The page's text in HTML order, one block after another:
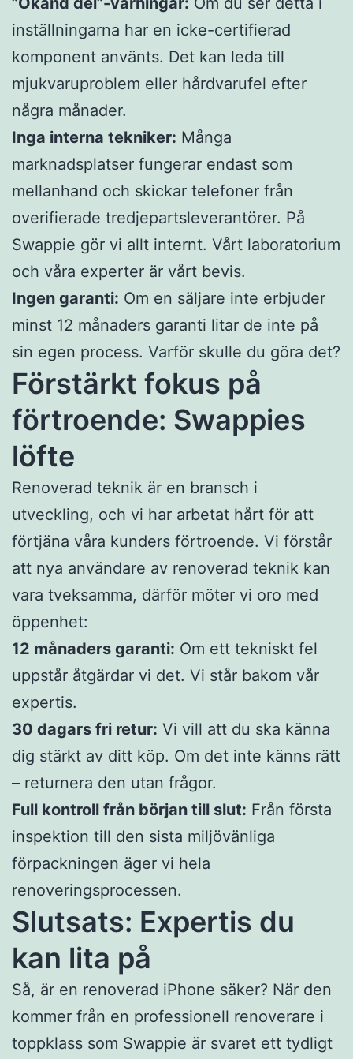
inställningarna har en icke-certifierad
komponent använts. Det kan leda till
mjukvaruproblem eller hårdvarufel efter
några månader.
Inga interna tekniker: Många
marknadsplatser fungerar endast som
mellanhand och skickar telefoner från
overifierade tredjepartsleverantörer. På
Swappie gör vi allt internt. Vårt laboratorium
och våra experter är vårt bevis.
Ingen garanti: Om en säljare inte erbjuder
minst 12 månaders garanti litar de inte på
sin egen process. Varför skulle du göra det?
Förstärkt fokus på
förtroende: Swappies
löfte
Renoverad teknik är en bransch i
utveckling, och vi har arbetat hårt för att
förtjäna våra kunders förtroende. Vi förstår
att nya användare av renoverad teknik kan
vara tveksamma, därför möter vi oro med
öppenhet:
12 månaders garanti: Om ett tekniskt fel
uppstår åtgärdar vi det. Vi står bakom vår
expertis.
30 dagars fri retur: Vi vill att du ska känna
dig stärkt av ditt köp. Om det inte känns rätt
– returnera den utan frågor.
Full kontroll från början till slut: Från första
inspektion till den sista miljövänliga
förpackningen äger vi hela
renoveringsprocessen.
Slutsats: Expertis du
kan lita på
Så, är en renoverad iPhone säker? När den
kommer från en professionell renoverare i
toppklass som Swappie är svaret ett tydligt